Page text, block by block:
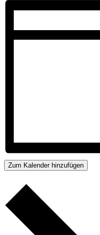
Zum Kalender hinzufügen